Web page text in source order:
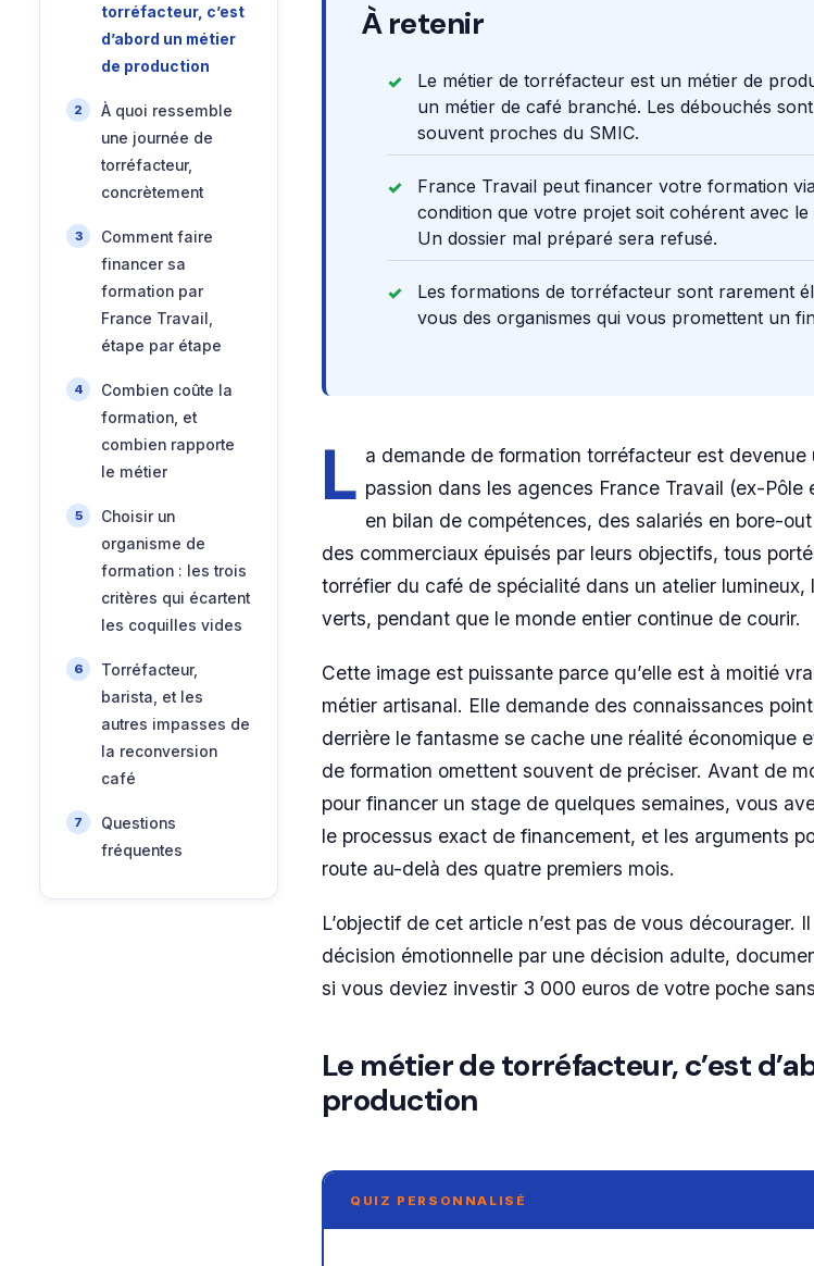
torréfacteur, c’est
d’abord un métier
de production
À quoi ressemble
une journée de
torréfacteur,
concrètement
Comment faire
financer sa
formation par
France Travail,
étape par étape
Combien coûte la
formation, et
combien rapporte
le métier
Choisir un
organisme de
formation : les trois
critères qui écartent
les coquilles vides
Torréfacteur,
barista, et les
autres impasses de
la reconversion
café
Questions
fréquentes
À retenir
Le métier de torréfacteur est un métier de
un métier de café branché. Les débouchés
souvent proches du SMIC.
France Travail peut financer votre formation
condition que votre projet soit cohérent avec
Un dossier mal préparé sera refusé.
Les formations de torréfacteur sont rarement
vous des organismes qui vous promettent un
L a demande de formation torréfacteur est
passion dans les agences France Travail (ex-
en bilan de compétences, des salariés en bore-
des commerciaux épuisés par leurs objectifs, tous
torréfier du café de spécialité dans un atelier lumineux,
verts, pendant que le monde entier continue de courir.
Cette image est puissante parce qu’elle est à moitié
métier artisanal. Elle demande des connaissances
derrière le fantasme se cache une réalité économique
de formation omettent souvent de préciser. Avant de
pour financer un stage de quelques semaines, vous
le processus exact de financement, et les arguments
route au-delà des quatre premiers mois.
L’objectif de cet article n’est pas de vous décourager.
décision émotionnelle par une décision adulte,
si vous deviez investir 3 000 euros de votre poche
Le métier de torréfacteur, c’est
production
QUIZ PERSONNALISÉ